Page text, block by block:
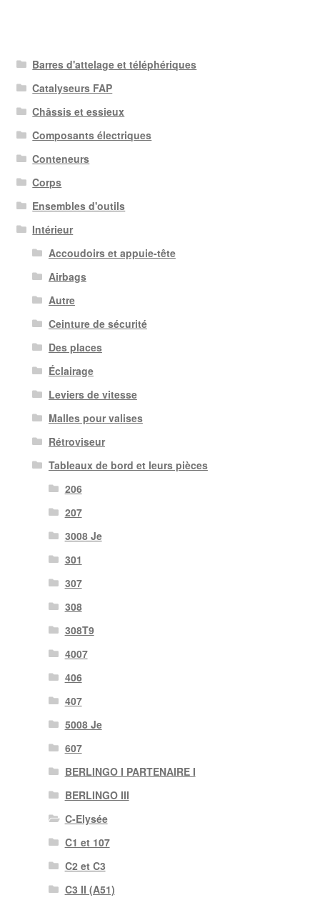
Barres d'attelage et téléphériques
Catalyseurs FAP
Châssis et essieux
Composants électriques
Conteneurs
Corps
Ensembles d'outils
Intérieur
Accoudoirs et appuie-tête
Airbags
Autre
Ceinture de sécurité
Des places
Éclairage
Leviers de vitesse
Malles pour valises
Rétroviseur
Tableaux de bord et leurs pièces
206
207
3008 Je
301
307
308
308T9
4007
406
407
5008 Je
607
BERLINGO I PARTENAIRE I
BERLINGO III
C-Elysée
C1 et 107
C2 et C3
C3 II (A51)